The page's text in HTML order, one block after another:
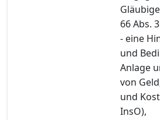
66 Abs.
- eine
und
Anlage
von
und
InsO),